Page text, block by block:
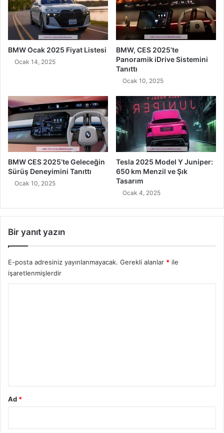
BMW Ocak 2025 Fiyat Listesi
Ocak 14, 2025
BMW, CES 2025’te
Panoramik iDrive Sistemini
Tanıttı
Ocak 10, 2025
BMW CES 2025’te Geleceğin
Sürüş Deneyimini Tanıttı
Ocak 10, 2025
Tesla 2025 Model Y Juniper:
650 km Menzil ve Şık
Tasarım
Ocak 4, 2025
Bir yanıt yazın
E-posta adresiniz yayınlanmayacak. Gerekli alanlar * ile
işaretlenmişlerdir
Ad *